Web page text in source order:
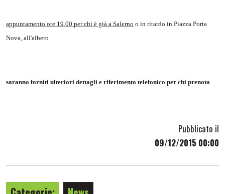
appuntamento ore 19.00 per chi è già a Salerno o in ritardo in Piazza Porta
Nova, all'albero
saranno forniti ulteriori dettagli e riferimento telefonico per chi prenota
Pubblicato il
09/12/2015 00:00